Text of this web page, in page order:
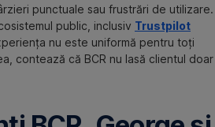
punctuale sau frustrări de utilizare.
public, inclusiv Trustpilot
nu este uniformă pentru toți
contează că BCR nu lasă clientul doar